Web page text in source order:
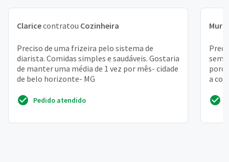
Claricecontratou Cozinheira
Preciso de uma frizeira pelo sistema de
diarista. Comidas simples e saudáveis. Gostaria
de manter uma média de 1 vez por mês- cidade
de belo horizonte- MG
Pedido atendido
a